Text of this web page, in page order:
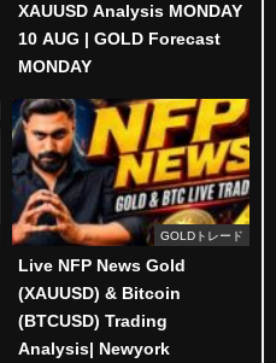
XAUUSD Analysis MONDAY
10 AUG | GOLD Forecast
MONDAY
GOLDトレード
Live NFP News Gold
(XAUUSD) & Bitcoin
(BTCUSD) Trading
Analysis| Newyork